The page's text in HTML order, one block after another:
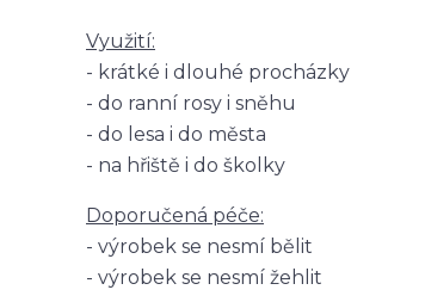
Využití:
- krátké i dlouhé procházky
- do ranní rosy i sněhu
- do lesa i do města
- na hřiště i do školky
Doporučená péče:
- výrobek se nesmí bělit
- výrobek se nesmí žehlit